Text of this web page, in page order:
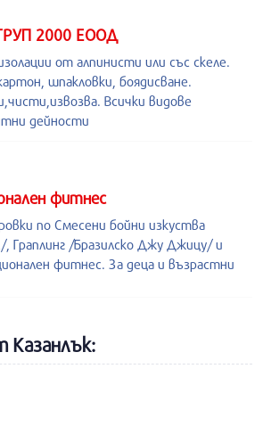
2000 ЕООД
от алпинисти или със скеле.
шпакловки, боядисване.
Всички видове
дейности
фитнес
по Смесени бойни изкуства
Граплинг /Бразилско Джу Джицу/ и
фитнес. За деца и възрастни
Казанлък: